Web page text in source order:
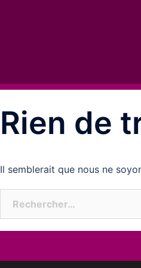
Rien de
Il semblerait que nous ne